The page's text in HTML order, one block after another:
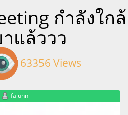
กำลังใกล้
แล้ววว
63356 Views
faiunn